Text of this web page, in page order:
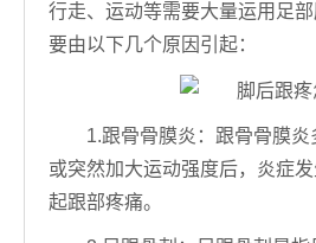
行走、运动等需要大量运用足
要由以下几个原因引起：
1.跟骨骨膜炎：跟骨骨膜
或突然加大运动强度后，炎症发
起跟部疼痛。